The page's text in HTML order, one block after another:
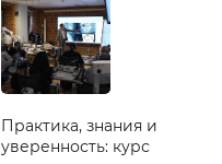
Практика, знания и
уверенность: курс